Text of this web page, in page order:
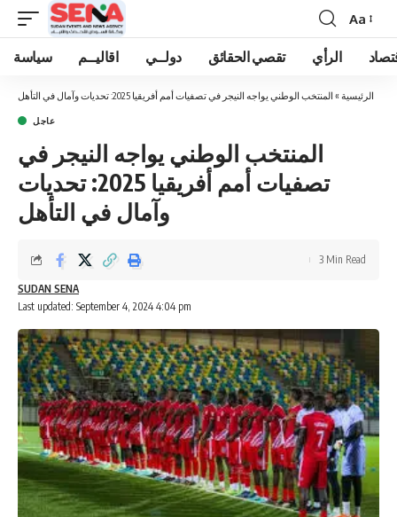
Font
Resizer
Aa
سياسة اقاليــم دولــي تقصي الحقائق الرأي
الرئيسية » المنتخب الوطني يواجه النيجر في تصفيات أمم أفريقيا 2025: تحديات وآمال في التأهل
عاجل
المنتخب الوطني يواجه النيجر في
تصفيات أمم أفريقيا 2025: تحديات
وآمال في التأهل
Last updated: September 4, 2024 4:04 pm
SUDAN SENA
3 Min Read